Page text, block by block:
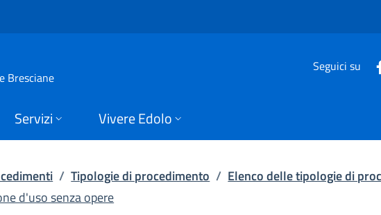
d'uso senza opere
Bresciane
Seguici su
Servizi Vivere Edolo
/ Tipologie di procedimento / Elenco delle tipologie di
d'uso senza opere